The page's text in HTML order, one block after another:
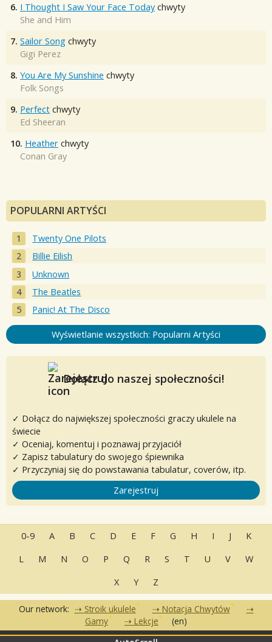
6. I Thought I Saw Your Face Today chwyty
She and Him
7. Sailor Song chwyty
Gigi Perez
8. You Are My Sunshine chwyty
Folk Songs
9. Perfect chwyty
Ed Sheeran
10. Heather chwyty
Conan Gray
POPULARNI ARTYŚCI
Twenty One Pilots
Billie Eilish
Unknown
The Beatles
Panic! At The Disco
Wyświetlanie wszystkich: Popularni Artyści
Dołącz do naszej społeczności!
✓ Dołącz do największej społeczności graczy ukulele na
świecie
✓ Oceniaj, komentuj i poznawaj przyjaciół
✓ Zapisz tabulatury do swojego śpiewnika
✓ Przyczyniaj się do powstawania tabulatur, coverów, itp.
Zarejestruj
0-9 A B C D E F G H I J
K
L
M N O P Q R S T U V
W
X
Y Z
Our network: Stroik ukulele
Notacja Chwytów
Gamy
Lekcje (en)